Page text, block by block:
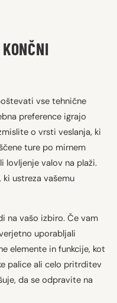
vse tehnične
preference igrajo
o vrsti veslanja, ki
ture po mirnem
lovljenje valov na plaži.
ki ustreza vašemu
na vašo izbiro. Če vam
uporabljali
elemente in funkcije, kot
palice ali celo pritrditev
da se odpravite na